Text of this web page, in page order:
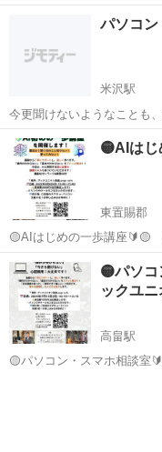
休日 午後２時００から４時３０分まで 場所 NCV
ース
パソコン
米沢駅
今更聞けないようなことも
ソコン苦手を解決するPCス
行かないをモットーに寄り添っ
職人を30年して...
山形 米沢市
🟡AIはじ
東置賜郡
🟡AIはじめの一歩講座🔰🟡
うになりたい！ ✅スマホ・パソコン作業で、操作方法がわからなくて
困ってる〜 ✅そもそも、スマホ・パソコンに触るのがめんどくさー
い〜 ...
山形 東置賜郡
🟡パソ
ックユ
高畠駅
🟡パソコン・スマホ相談室